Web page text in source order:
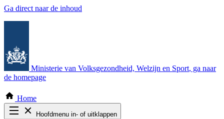
Ga direct naar de inhoud
Ministerie van Volksgezondheid, Welzijn en Sport, ga naar
de homepage
Home
Hoofdmenu in- of uitklappen